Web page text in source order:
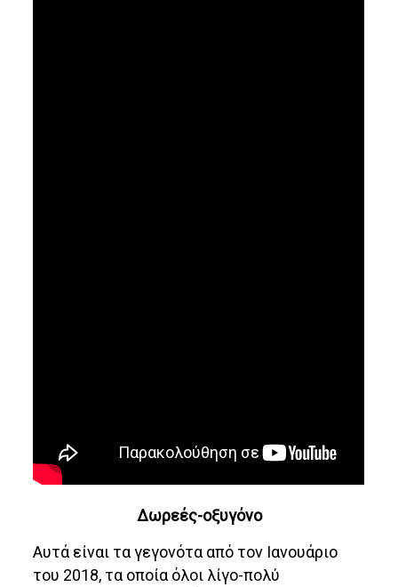
Δωρεές-οξυγόνο
Αυτά είναι τα γεγονότα από τον Ιανουάριο
του 2018, τα οποία όλοι λίγο-πολύ